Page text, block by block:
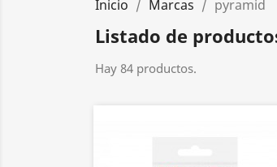
Inicio Marcas pyramid
Listado de
Hay 84 productos.